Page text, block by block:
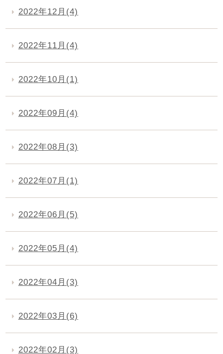
2022年12月(4)
2022年11月(4)
2022年10月(1)
2022年09月(4)
2022年08月(3)
2022年07月(1)
2022年06月(5)
2022年05月(4)
2022年04月(3)
2022年03月(6)
2022年02月(3)